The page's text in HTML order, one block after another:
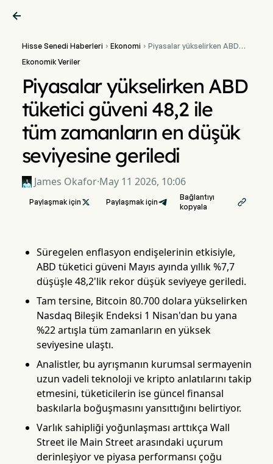

Hisse Senedi Haberleri  Ekonomi  Piyasalar yükselirken ABD
Ekonomik Veriler
Piyasalar yükselirken ABD
tüketici güveni 48,2 ile
tüm zamanların en düşük
seviyesine geriledi
James Okafor·May 11 2026, 10:06
Paylaşmak için  Paylaşmak için
Bağlantıyı
kopyala

Süregelen enflasyon endişelerinin etkisiyle,
ABD tüketici güveni Mayıs ayında yıllık %7,7
düşüşle 48,2'lik rekor düşük seviyeye geriledi.
Tam tersine, Bitcoin 80.700 dolara yükselirken
Nasdaq Bileşik Endeksi 1 Nisan'dan bu yana
%22 artışla tüm zamanların en yüksek
seviyesine ulaştı.
Analistler, bu ayrışmanın kurumsal sermayenin
uzun vadeli teknoloji ve kripto anlatılarını takip
etmesini, tüketicilerin ise güncel finansal
baskılarla boğuşmasını yansıttığını belirtiyor.
Varlık sahipliği yoğunlaşması arttıkça Wall
Street ile Main Street arasındaki uçurum
derinleşiyor ve piyasa performansı çoğu